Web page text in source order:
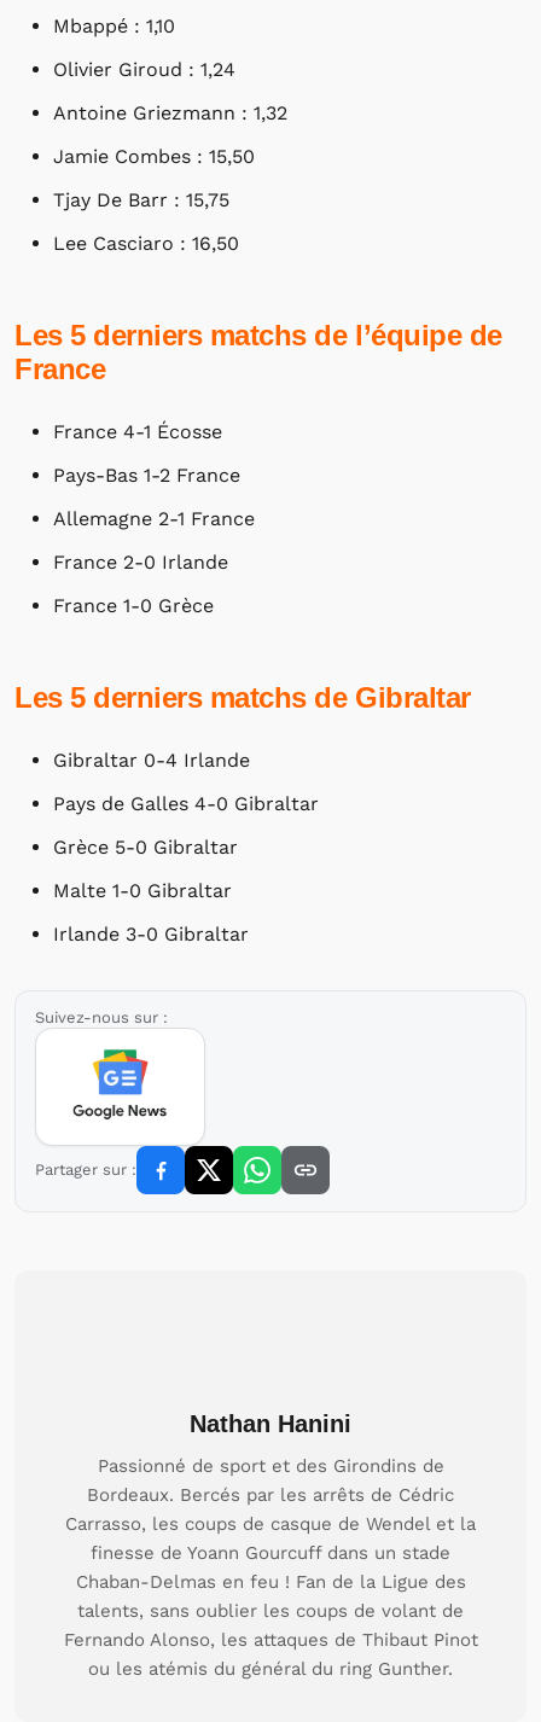
Mbappé : 1,10
Olivier Giroud : 1,24
Antoine Griezmann : 1,32
Jamie Combes : 15,50
Tjay De Barr : 15,75
Lee Casciaro : 16,50
Les 5 derniers matchs de l’équipe de
France
France 4-1 Écosse
Pays-Bas 1-2 France
Allemagne 2-1 France
France 2-0 Irlande
France 1-0 Grèce
Les 5 derniers matchs de Gibraltar
Gibraltar 0-4 Irlande
Pays de Galles 4-0 Gibraltar
Grèce 5-0 Gibraltar
Malte 1-0 Gibraltar
Irlande 3-0 Gibraltar
Suivez-nous sur :
Partager sur :
Nathan Hanini
Passionné de sport et des Girondins de
Bordeaux. Bercés par les arrêts de Cédric
Carrasso, les coups de casque de Wendel et la
finesse de Yoann Gourcuff dans un stade
Chaban-Delmas en feu ! Fan de la Ligue des
talents, sans oublier les coups de volant de
Fernando Alonso, les attaques de Thibaut Pinot
ou les atémis du général du ring Gunther.